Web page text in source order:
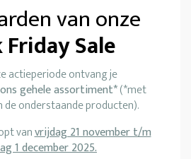
van onze
Friday Sale
actieperiode ontvang je
gehele assortiment*(*met
onderstaande producten).
vanvrijdag 21 november t/m
1 december 2025.